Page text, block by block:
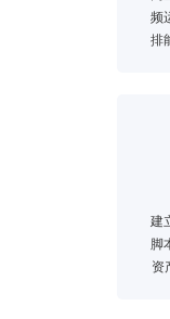
频
排
建
脚
资